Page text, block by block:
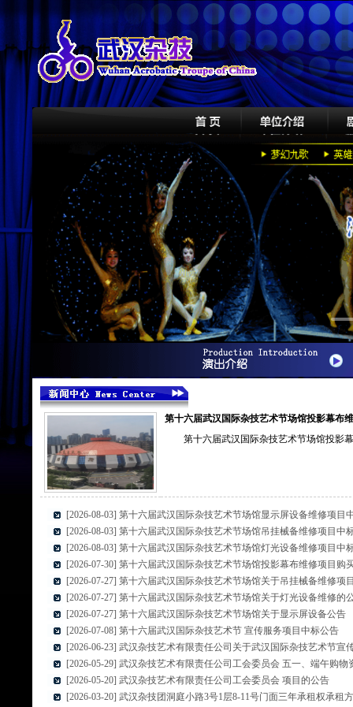
第十六届武汉国际杂技艺术节场馆投影幕布
第十六届武汉国际杂技艺术节场馆投影
[2026-08-03] 第十六届武汉国际杂技艺术节场馆显示屏设备维修项目
[2026-08-03] 第十六届武汉国际杂技艺术节场馆吊挂械备维修项目中
[2026-08-03] 第十六届武汉国际杂技艺术节场馆灯光设备维修项目中
[2026-07-30] 第十六届武汉国际杂技艺术节场馆投影幕布维修项目购
[2026-07-27] 第十六届武汉国际杂技艺术节场馆关于吊挂械备维修项
[2026-07-27] 第十六届武汉国际杂技艺术节场馆关于灯光设备维修的
[2026-07-27] 第十六届武汉国际杂技艺术节场馆关于显示屏设备公告
[2026-07-08] 第十六届武汉国际杂技艺术节 宣传服务项目中标公告
[2026-06-23] 武汉杂技艺术有限责任公司关于武汉国际杂技艺术节宣
[2026-05-29] 武汉杂技艺术有限责任公司工会委员会 五一、端午购物
[2026-05-20] 武汉杂技艺术有限责任公司工会委员会 项目的公告
[2026-03-20] 武汉杂技团洞庭小路3号1层8-11号门面三年承租权承租